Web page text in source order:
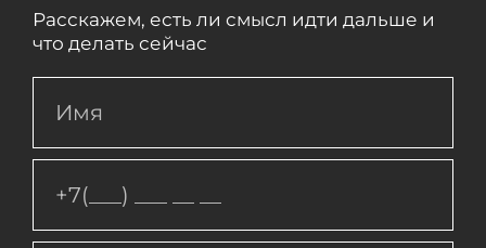
Расскажем, есть ли смысл идти дальше и
что делать сейчас